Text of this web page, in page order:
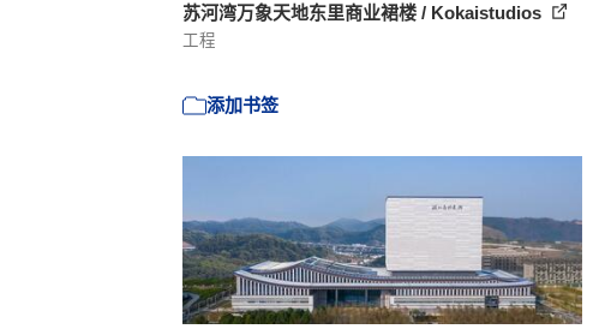
苏河湾万象天地东里商业裙楼 / Kokaistudios
工程
添加书签